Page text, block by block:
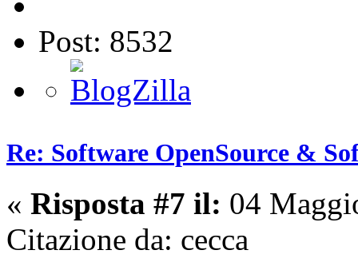
Post: 8532
Re: Software OpenSource &
« Risposta #7 il: 04
Citazione da: cecca